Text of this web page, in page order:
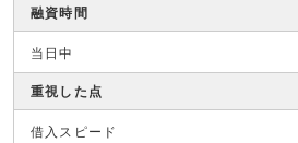
融資時間
当日中
重視した点
借入スピード